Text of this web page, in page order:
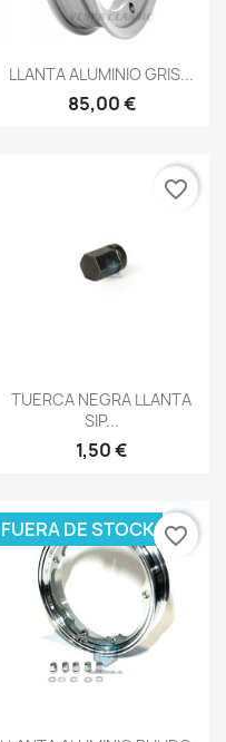
Vista rápida
LLANTA ALUMINIO GRIS...
85,00 €
Vista rápida
TUERCA NEGRA LLANTA
SIP...
1,50 €
favorite_border
FUERA DE STOCK favorite_border